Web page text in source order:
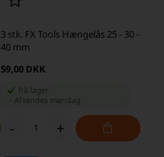
3 stk. FX Tools Hængelås 25 - 30 -
40 mm
59,00 DKK
På lager
Afsendes mandag
- +